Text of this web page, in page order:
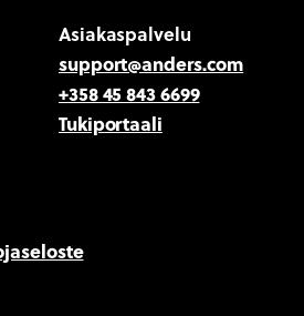
Asiakaspalvelu
support@anders.com
+358 45 843 6699
Tukiportaali